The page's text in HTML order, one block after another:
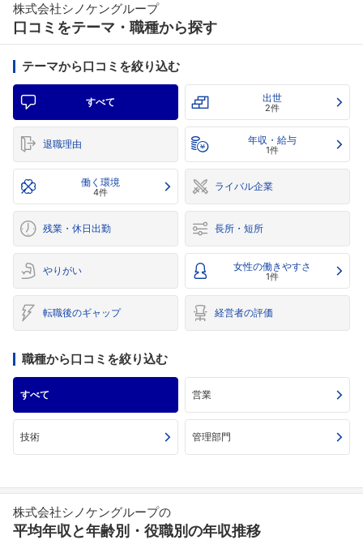
株式会社シノケングループ
口コミをテーマ・職種から探す
テーマから口コミを絞り込む
すべて 出世
2件
退職理由 年収・給与
1件
働く環境
4件 ライバル企業
残業・休日出勤 長所・短所
やりがい 女性の働きやすさ
1件
転職後のギャップ 経営者の評価
職種から口コミを絞り込む
すべて 営業
技術 管理部門
株式会社シノケングループの
平均年収と年齢別・役職別の年収推移